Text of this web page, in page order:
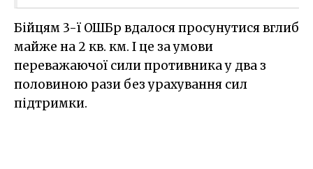
Бійцям 3-ї ОШБр вдалося просунутися вглиб
майже на 2 кв. км. І це за умови
переважаючої сили противника у два з
половиною рази без урахування сил
підтримки.